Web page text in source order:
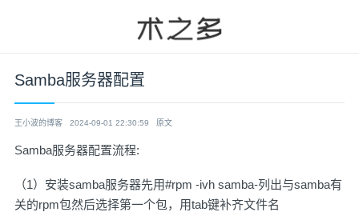
Samba服务器配置
王小波的博客 2024-09-01 22:30:59 原文
Samba服务器配置流程:
（1）安装samba服务器先用#rpm -ivh samba-列出与samba有
关的rpm包然后选择第一个包，用tab键补齐文件名